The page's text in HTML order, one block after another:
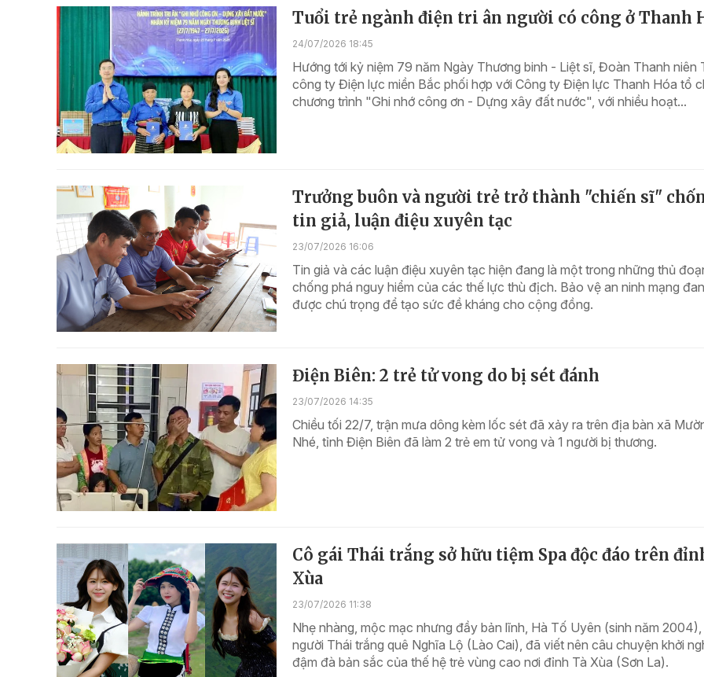
Tuổi trẻ ngành điện tri ân người có công ở Thanh
24/07/2026 18:45
Hướng tới kỷ niệm 79 năm Ngày Thương binh - Liệt sĩ, Đoàn Thanh niên
công ty Điện lực miền Bắc phối hợp với Công ty Điện lực Thanh Hóa tổ
chương trình "Ghi nhớ công ơn - Dựng xây đất nước", với nhiều hoạt...
Trưởng buôn và người trẻ trở thành "chiến sĩ"
tin giả, luận điệu xuyên tạc
23/07/2026 16:06
Tin giả và các luận điệu xuyên tạc hiện đang là một trong những thủ
chống phá nguy hiểm của các thế lực thù địch. Bảo vệ an ninh mạng
được chú trọng để tạo sức đề kháng cho cộng đồng.
Điện Biên: 2 trẻ tử vong do bị sét đánh
23/07/2026 14:35
Chiều tối 22/7, trận mưa dông kèm lốc sét đã xảy ra trên địa bàn xã
Nhé, tỉnh Điện Biên đã làm 2 trẻ em tử vong và 1 người bị thương.
Cô gái Thái trắng sở hữu tiệm Spa độc đáo trên
Xùa
23/07/2026 11:38
Nhẹ nhàng, mộc mạc nhưng đầy bản lĩnh, Hà Tố Uyên (sinh năm
người Thái trắng quê Nghĩa Lộ (Lào Cai), đã viết nên câu chuyện khởi
đậm đà bản sắc của thế hệ trẻ vùng cao nơi đỉnh Tà Xùa (Sơn La).